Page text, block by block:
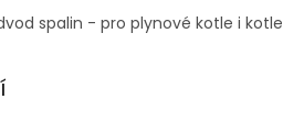
spalin - pro plynové kotle i kotle